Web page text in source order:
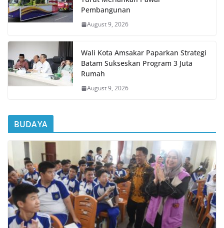
Pembangunan
August 9, 2026
Wali Kota Amsakar Paparkan Strategi
Batam Sukseskan Program 3 Juta
Rumah
August 9, 2026
BUDAYA